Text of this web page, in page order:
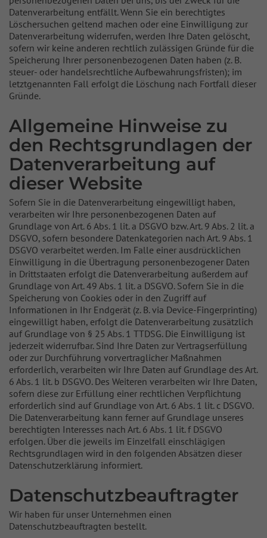
Datenverarbeitung entfällt. Wenn Sie ein berechtigtes
Löschersuchen geltend machen oder eine Einwilligung zur
Datenverarbeitung widerrufen, werden Ihre Daten gelöscht,
sofern wir keine anderen rechtlich zulässigen Gründe für die
Speicherung Ihrer personenbezogenen Daten haben (z. B.
steuer- oder handelsrechtliche Aufbewahrungsfristen); im
letztgenannten Fall erfolgt die Löschung nach Fortfall dieser
Gründe.
Allgemeine Hinweise zu
den Rechtsgrundlagen der
Datenverarbeitung auf
dieser Website
Sofern Sie in die Datenverarbeitung eingewilligt haben,
verarbeiten wir Ihre personenbezogenen Daten auf
Grundlage von Art. 6 Abs. 1 lit. a DSGVO bzw. Art. 9 Abs. 2 lit. a
DSGVO, sofern besondere Datenkategorien nach Art. 9 Abs. 1
DSGVO verarbeitet werden. Im Falle einer ausdrücklichen
Einwilligung in die Übertragung personenbezogener Daten
in Drittstaaten erfolgt die Datenverarbeitung außerdem auf
Grundlage von Art. 49 Abs. 1 lit. a DSGVO. Sofern Sie in die
Speicherung von Cookies oder in den Zugriff auf
Informationen in Ihr Endgerät (z. B. via Device-Fingerprinting)
eingewilligt haben, erfolgt die Datenverarbeitung zusätzlich
auf Grundlage von § 25 Abs. 1 TTDSG. Die Einwilligung ist
jederzeit widerrufbar. Sind Ihre Daten zur Vertragserfüllung
oder zur Durchführung vorvertraglicher Maßnahmen
erforderlich, verarbeiten wir Ihre Daten auf Grundlage des Art.
6 Abs. 1 lit. b DSGVO. Des Weiteren verarbeiten wir Ihre Daten,
sofern diese zur Erfüllung einer rechtlichen Verpflichtung
erforderlich sind auf Grundlage von Art. 6 Abs. 1 lit. c DSGVO.
Die Datenverarbeitung kann ferner auf Grundlage unseres
berechtigten Interesses nach Art. 6 Abs. 1 lit. f DSGVO
erfolgen. Über die jeweils im Einzelfall einschlägigen
Rechtsgrundlagen wird in den folgenden Absätzen dieser
Datenschutzerklärung informiert.
Datenschutz­beauftragter
Wir haben für unser Unternehmen einen
Datenschutzbeauftragten bestellt.